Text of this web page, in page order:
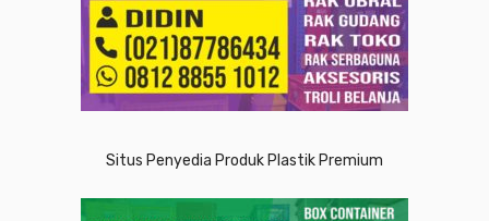
Situs Penyedia Produk Plastik Premium